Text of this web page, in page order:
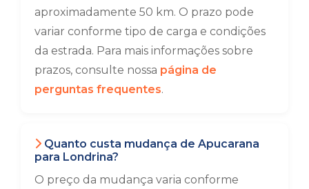
aproximadamente 50 km. O prazo pode
variar conforme tipo de carga e condições
da estrada. Para mais informações sobre
prazos, consulte nossa página de
perguntas frequentes.
Quanto custa mudança de Apucarana
para Londrina?
O preço da mudança varia conforme